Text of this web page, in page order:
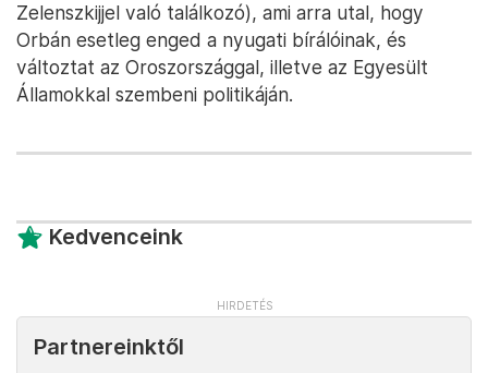
Zelenszkijjel való találkozó), ami arra utal, hogy
Orbán esetleg enged a nyugati bírálóinak, és
változtat az Oroszországgal, illetve az Egyesült
Államokkal szembeni politikáján.
Kedvenceink
Partnereinktől